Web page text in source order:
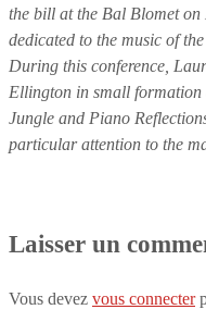
the bill at the Bal Blomet
dedicated to the music of
During this conference,
Ellington in small formation
Jungle and Piano
particular attention to the
Laisser un
Vous devez vous connecter